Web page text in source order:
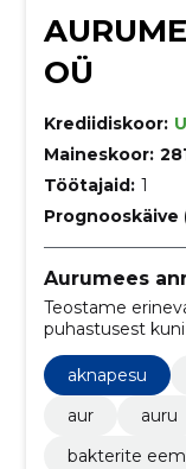
OÜ
Krediidiskoor:
Maineskoor:
Töötajaid: 1
Prognooskäive
Aurumees
Teostame
puhastusest
kõrgtasemel
pesureid ja
aknapesu
aur
auru
bakterite